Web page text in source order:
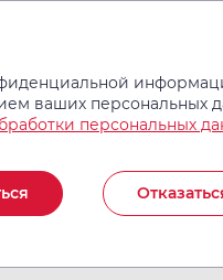
в нашем
ваших персональных
персональных